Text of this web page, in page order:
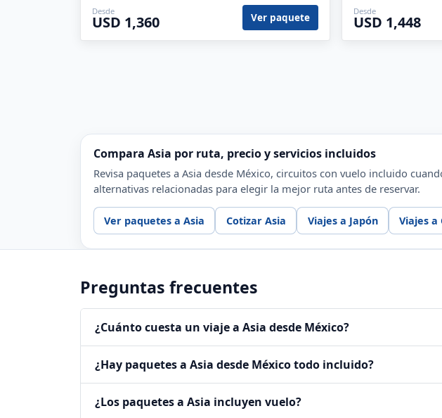
Desde
USD 1,360 Ver paquete
jirafa.
Desde
USD 1,448
Compara Asia por ruta, precio y servicios incluidos
Revisa paquetes a Asia desde México, circuitos con vuelo incluido
alternativas relacionadas para elegir la mejor ruta antes de reservar.
Ver paquetes a Asia Cotizar Asia Viajes a Japón Viajes a
Preguntas frecuentes
¿Cuánto cuesta un viaje a Asia desde México?
¿Hay paquetes a Asia desde México todo incluido?
¿Los paquetes a Asia incluyen vuelo?